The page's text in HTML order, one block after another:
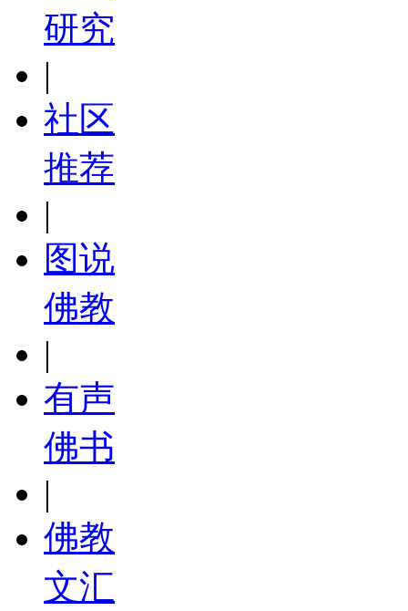
研究
|
社区
推荐
|
图说
佛教
|
有声
佛书
|
佛教
文汇